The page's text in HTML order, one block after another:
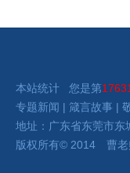
本站统计 您是第
专题新闻 | 箴言故事 |
地址：广东省东
版权所有© 2014 曹老